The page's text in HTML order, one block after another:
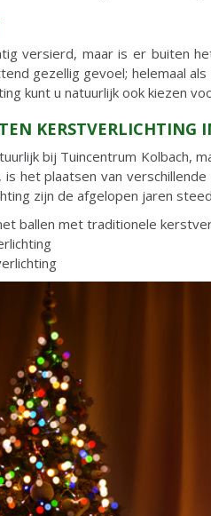
versierd, maar is er buiten
gezellig gevoel; helemaal
kunt u natuurlijk ook kiezen
KERSTVERLICHTING
bij Tuincentrum Kolbach,
het plaatsen van
zijn de afgelopen jaren
ballen met traditionele